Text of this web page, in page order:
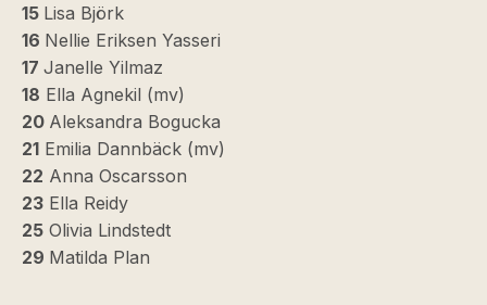
15 Lisa Björk
16 Nellie Eriksen Yasseri
17 Janelle Yilmaz
18 Ella Agnekil (mv)
20 Aleksandra Bogucka
21 Emilia Dannbäck (mv)
22 Anna Oscarsson
23 Ella Reidy
25 Olivia Lindstedt
29 Matilda Plan